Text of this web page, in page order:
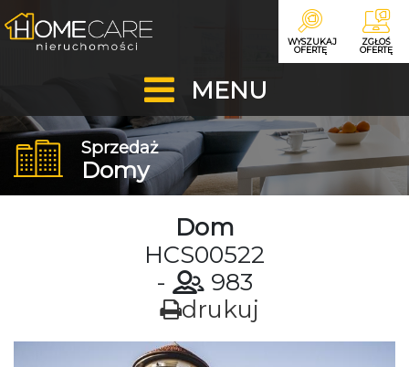
WYSZUKAJ
OFERTĘ
ZGŁOŚ
OFERTĘ
MENU
Sprzedaż
Domy
Dom
HCS00522
-
983
drukuj